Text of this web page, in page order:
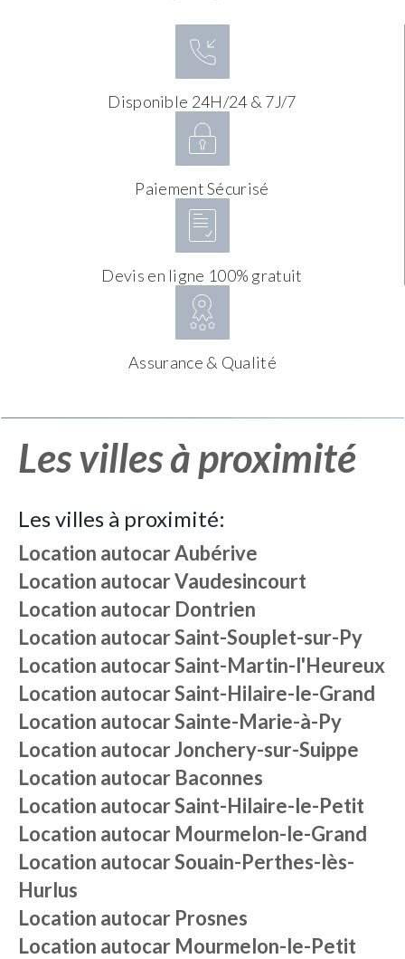
Disponible 24H/24 & 7J/7
Paiement Sécurisé
Devis en ligne 100% gratuit
Assurance & Qualité
Les villes à proximité
Les villes à proximité:
Location autocarAubérive
Location autocarVaudesincourt
Location autocar Dontrien
Location autocarSaint-Souplet-sur-Py
Location autocarSaint-Martin-l'Heureux
Location autocarSaint-Hilaire-le-Grand
Location autocarSainte-Marie-à-Py
Location autocarJonchery-sur-Suippe
Location autocar Baconnes
Location autocarSaint-Hilaire-le-Petit
Location autocar Mourmelon-le-Grand
Location autocarSouain-Perthes-lès-
Hurlus
Location autocar Prosnes
Location autocar Mourmelon-le-Petit